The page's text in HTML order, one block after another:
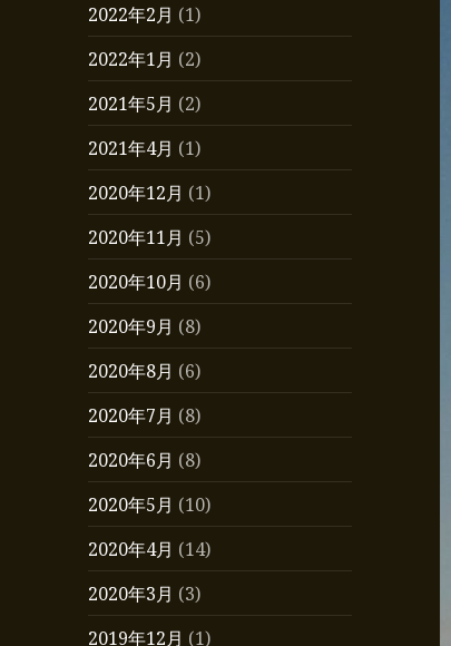
2022年2月 (1)
2022年1月 (2)
2021年5月 (2)
2021年4月 (1)
2020年12月 (1)
2020年11月 (5)
2020年10月 (6)
2020年9月 (8)
2020年8月 (6)
2020年7月 (8)
2020年6月 (8)
2020年5月 (10)
2020年4月 (14)
2020年3月 (3)
2019年12月 (1)